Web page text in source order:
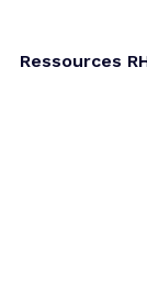
Ressources